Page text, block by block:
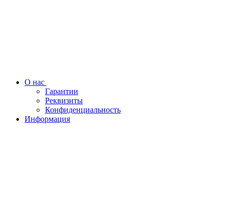
О нас
Гарантии
Реквизиты
Конфиденциальность
Информация